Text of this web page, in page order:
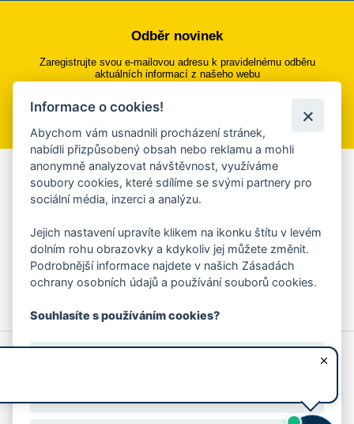
Odběr novinek
Zaregistrujte svou e-mailovou adresu k pravidelnému odběru
aktuálních informací z našeho webu
Přihlásit se k odběru
Aplikace Mobilní rozhlas
Chcete dostávat do svého mobilu či mailu upozornění na
ankety, pozvánky na kulturní a sportovní akce?
Více informací o aplikaci
© 2026 Magistrát města Zlína
Prohlášení o používání cookies
Informace o cookies!
Abychom vám usnadnili procházení stránek,
nabídli přizpůsobený obsah nebo reklamu a mohli
anonymně analyzovat návštěvnost, využíváme
soubory cookies, které sdílíme se svými partnery pro
sociální média, inzerci a analýzu.
Jejich nastavení upravíte klikem na ikonku štítu v levém
dolním rohu obrazovky a kdykoliv jej můžete změnit.
Podrobnější informace najdete v našich Zásadách
ochrany osobních údajů a používání souborů cookies.
Souhlasíte s používáním cookies?